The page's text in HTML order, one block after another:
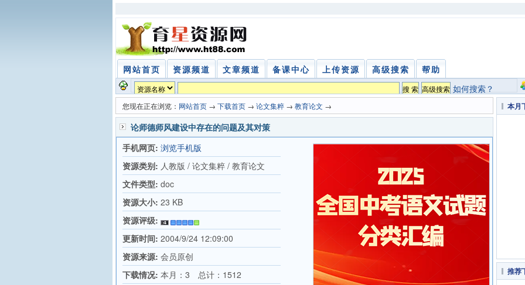
网站首页 资源频道 文章频道 备课中心 上传资源 高级搜索
帮助
如何搜索？
您现在正在浏览： 网站首页 → 下载首页 → 论文集粹 → 教育论文 →
论师德师风建设中存在的问题及其对策
手机网页: 浏览手机版
资源类别: 人教版 / 论文集粹 / 教育论文
文件类型: doc
资源大小: 23 KB
资源评级:
更新时间: 2004/9/24 12:09:00
资源来源: 会员原创
下载情况: 本月：3 总计：1512
本月
推荐